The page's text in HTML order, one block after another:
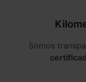
Somos